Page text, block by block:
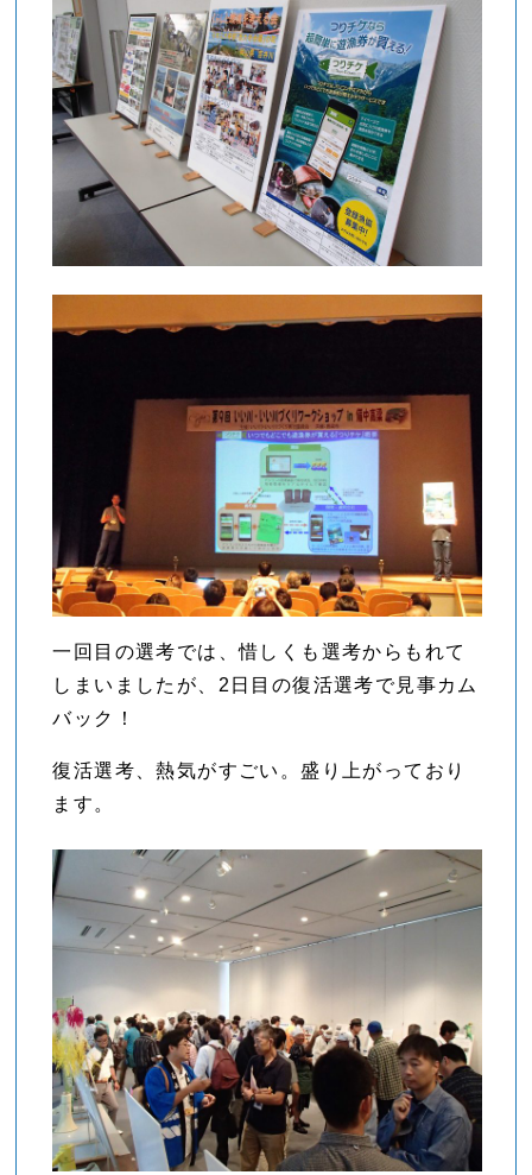
一回目の選考では、惜しくも選考からもれて
しまいましたが、2日目の復活選考で見事カム
バック！
復活選考、熱気がすごい。盛り上がっており
ます。